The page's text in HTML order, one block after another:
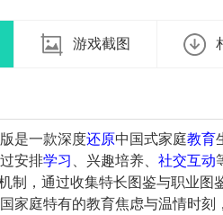
游戏截图
是一款深度还原中国式家庭教育
安排学习 、兴趣培养、 社交互动
制，通过收集特长图鉴与职业
家庭特有的教育焦虑与温情时